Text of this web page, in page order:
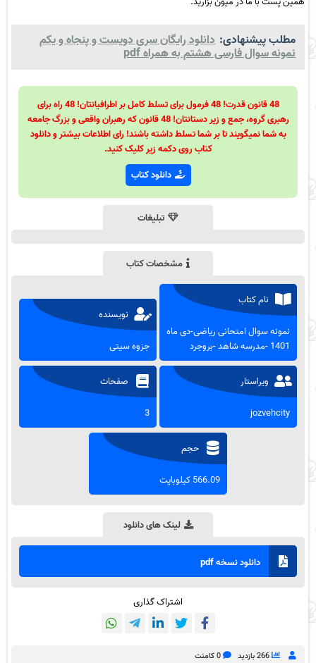
مطلب پیشنهادی: دانلود رایگان سری دویست و پنجاه و یکم
نمونه سوال فارسی هشتم به همراه pdf
48 قانون قدرت! 48 فرمول برای تسلط کامل بر اطرافیانتان! 48 راه برای
رهبری گروه، جمع و زیر دستانتان! 48 قانون که رهبران واقعی و بزرگ جامعه
به شما نمیگویند تا بر شما تسلط داشته باشند! رای اطلاعات بیشتر و دانلود
کتاب روی دکمه زیر کلیک کنید.
دانلود کتاب
تبلیغات
مشخصات کتاب
نام کتاب
نمونه سوال امتحانی ریاضی-دی ماه
1401 -مدرسه شاهد -بروجرد
نویسنده
جزوه سیتی
ویراستار
jozvehcity
صفحات
3
حجم
566.09 کیلوبایت
لینک های دانلود
دانلود نسخه pdf
اشتراک گذاری
266 بازدید 0 کامنت